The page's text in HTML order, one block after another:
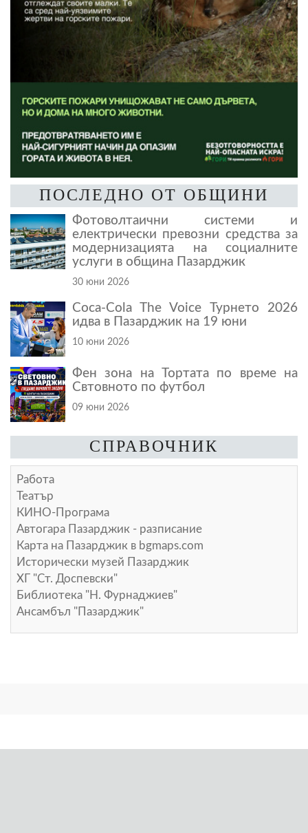
ПОСЛЕДНО ОТ ОБЩИНИ
Фотоволтаични системи и
електрически превозни средства за
модернизацията на социалните
услуги в община Пазарджик
30 юни 2026
Coca-Cola The Voice Турнето 2026
идва в Пазарджик на 19 юни
10 юни 2026
Фен зона на Тортата по време на
Свтовното по футбол
09 юни 2026
СПРАВОЧНИК
Работа
Театър
КИНО-Програма
Автогара Пазарджик - разписание
Карта на Пазарджик в bgmaps.com
Исторически музей Пазарджик
ХГ "Ст. Доспевски"
Библиотека "Н. Фурнаджиев"
Ансамбъл "Пазарджик"